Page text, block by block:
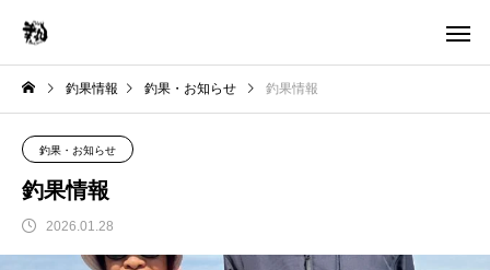
釣果情報 釣果・お知らせ 釣果情報
釣果・お知らせ
釣果情報
2026.01.28